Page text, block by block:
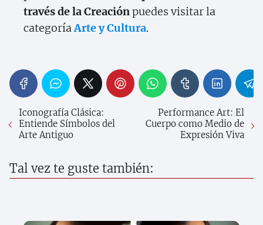
través de la Creaciónpuedes visitar la
categoríaArte y Cultura.
Iconografía Clásica:
Entiende Símbolos del
Arte Antiguo
Performance Art: El
Cuerpo como Medio de
Expresión Viva
Tal vez te guste también: